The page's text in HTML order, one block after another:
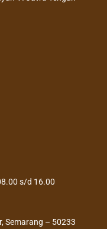
s/d 16.00
Semarang – 50233